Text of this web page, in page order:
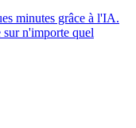
minutes grâce à l'IA.
n'importe quel